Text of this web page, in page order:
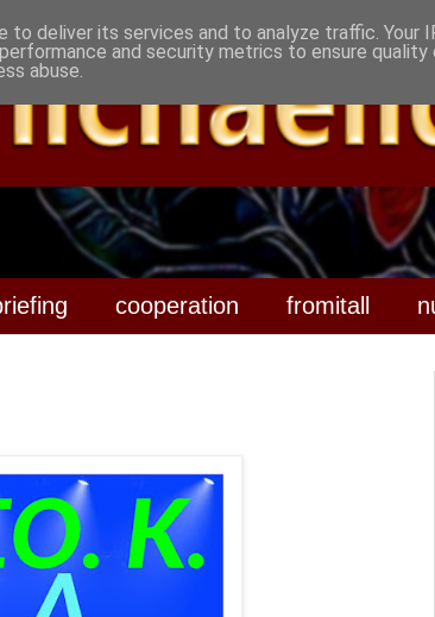
cooperation fromitall
to deliver its services and to analyze traffic. Your
and security metrics to ensure
abuse.